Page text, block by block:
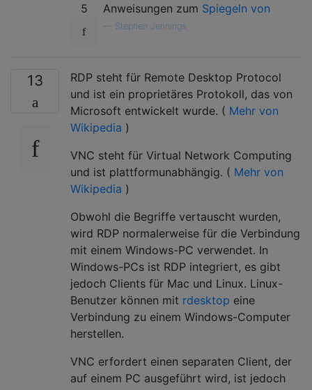
5 Anweisungen zum Spiegeln von
Stephen Jennings,
13
RDP steht für Remote Desktop Protocol
und ist ein proprietäres Protokoll, das von
Microsoft entwickelt wurde. ( Mehr von
Wikipedia )
VNC steht für Virtual Network Computing
und ist plattformunabhängig. ( Mehr von
Wikipedia )
Obwohl die Begriffe vertauscht wurden,
wird RDP normalerweise für die Verbindung
mit einem Windows-PC verwendet. In
Windows-PCs ist RDP integriert, es gibt
jedoch Clients für Mac und Linux. Linux-
Benutzer können mit rdesktop eine
Verbindung zu einem Windows-Computer
herstellen.
VNC erfordert einen separaten Client, der
auf einem PC ausgeführt wird, ist jedoch